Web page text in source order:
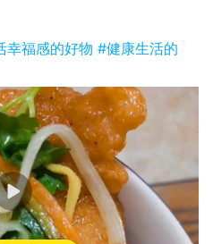
幸福感的好物 #健康生活的